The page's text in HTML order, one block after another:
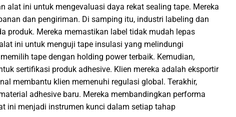
ini untuk mengevaluasi daya rekat sealing tape. Mereka
dan pengiriman. Di samping itu, industri labeling dan
produk. Mereka memastikan label tidak mudah lepas
ini untuk menguji tape insulasi yang melindungi
tape dengan holding power terbaik. Kemudian,
sertifikasi produk adhesive. Klien mereka adalah eksportir
membantu klien memenuhi regulasi global. Terakhir,
adhesive baru. Mereka membandingkan performa
ini menjadi instrumen kunci dalam setiap tahap